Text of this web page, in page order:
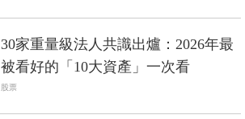
30家重量級法人共識出爐：2026年最
被看好的「10大資產」一次看
股票